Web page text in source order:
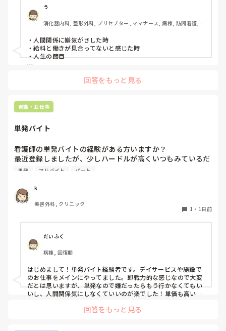
いと思いますか？
う
消化器内科, 整形外科, プリセプター, ママナース, 病棟, 訪問看護,
・人間関係に嫌気がさした時
・給料と働きが見合ってないと感じた時
・人生の節目
回答をもっと見る
看護・お仕事
単発バイト
看護師の単発バイトの経験がある方いますか？
最近登録しましたが、少しハードルが高くいつもみているだ
けです。
ような雰囲気なのか知りたいです。
単発 アルバイト パート
k
美容外科, クリニック
1 ・ 1日前
だいふく
病棟, 回復期
はじめまして！単発バイト経験者です。デイサービスや施設で
のお仕事をメインにやってました。即戦力的な感じなので大変
だとは思いますが、単発なので嫌だったらもう行かなくてもい
いし、人間関係気にしなくていいのが楽でした！単価も高いで
にちに空きがあるか分からないのでそこは難点ですかね。
回答をもっと見る